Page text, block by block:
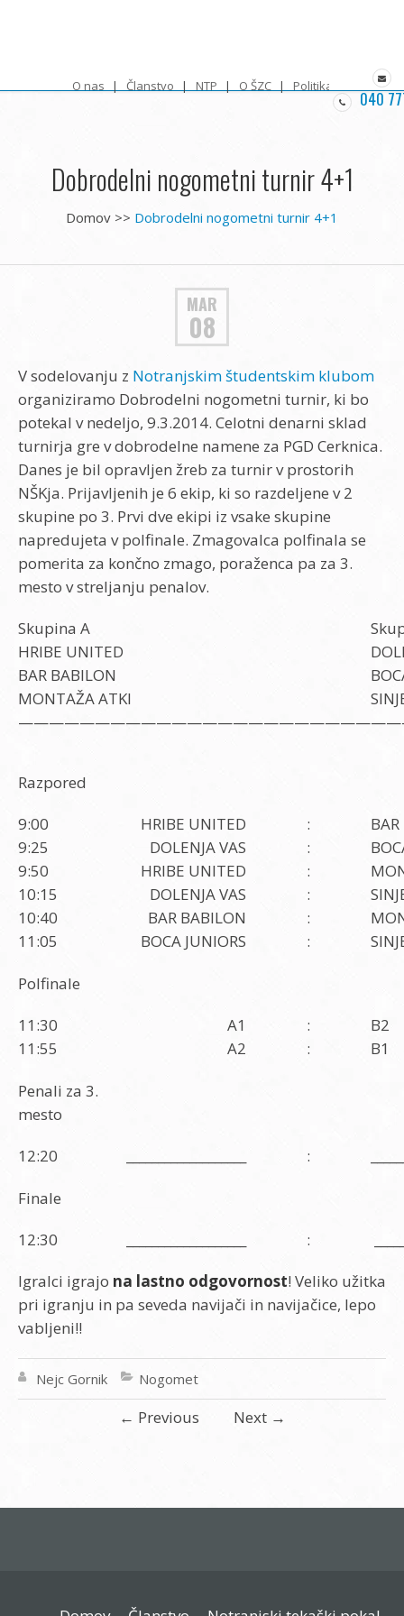
O nas Članstvo NTP O ŠZC Politika zasebnosti
040
Dobrodelni nogometni turnir 4+1
Domov >> Dobrodelni nogometni turnir 4+1
MAR
08
V sodelovanju z Notranjskim študentskim klubom
organiziramo Dobrodelni nogometni turnir, ki bo
potekal v nedeljo, 9.3.2014. Celotni denarni sklad
turnirja gre v dobrodelne namene za PGD Cerknica.
Danes je bil opravljen žreb za turnir v prostorih
NŠKja. Prijavljenih je 6 ekip, ki so razdeljene v 2
skupine po 3. Prvi dve ekipi iz vsake skupine
napredujeta v polfinale. Zmagovalca polfinala se
pomerita za končno zmago, poraženca pa za 3.
mesto v streljanju penalov.
Skupina A
HRIBE UNITED
BAR BABILON
MONTAŽA ATKI
Razpored
9:00
HRIBE UNITED :
9:25
DOLENJA VAS :
9:50
HRIBE UNITED :
10:15
DOLENJA VAS :
10:40
BAR BABILON :
11:05
BOCA JUNIORS :
Polfinale
11:30
A1 :
B2
11:55
A2 : B1
Penali za 3.
mesto
12:20
:
Finale
12:30
:
Igralci igrajo na lastno odgovornost! Veliko užitka
pri igranju in pa seveda navijači in navijačice, lepo
vabljeni!!
Nejc Gornik Nogomet
← Previous Next →